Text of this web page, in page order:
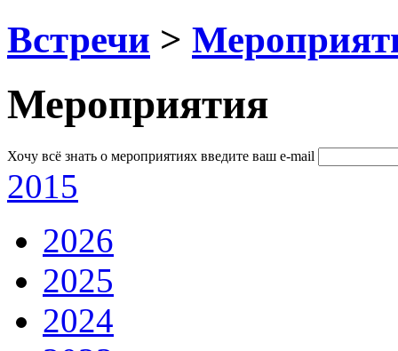
Встречи >
Мероприятия
Хочу всё знать о мероприятиях введите ваш e-mail
2015
2026
2025
2024